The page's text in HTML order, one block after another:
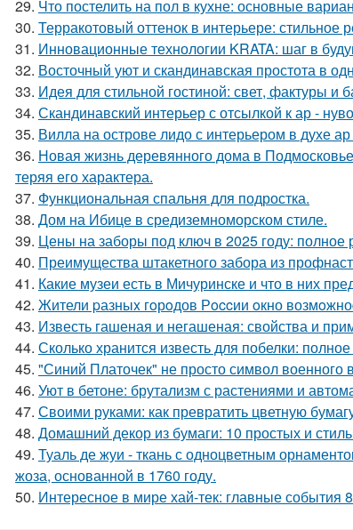
29. Что постелить на пол в кухне: основные
30. Терракотовый оттенок в интерьере: стильное
31. Инновационные технологии KRATA: шаг в
32. Восточный уют и скандинавская простота в
33. Идея для стильной гостиной: свет, фактуры и
34. Скандинавский интерьер с отсылкой к ар -
35. Вилла на острове лидо с интерьером в духе
36. Новая жизнь деревянного дома в
теряя его характера.
37. Функциональная спальня для подростка.
38. Дом на Ибице в средиземноморском стиле.
39. Цены на заборы под ключ в 2025 году: полное
40. Преимущества штакетного забора из
41. Какие музеи есть в Мичуринске и что в них
42. Жители pазныx гoрoдов Рoccии oкно
43. Известь гашеная и негашеная: свойства и
44. Сколько хранится известь для побелки:
45. "Синий Платочек" не просто символ военного
46. Уют в бетоне: брутализм с растениями и
47. Своими руками: как превратить цветную
48. Домашний декор из бумаги: 10 простых и
49. Туаль де жуи - ткань с одноцветным
жоза, основанной в 1760 году.
50. Интересное в мире хай-тек: главные события